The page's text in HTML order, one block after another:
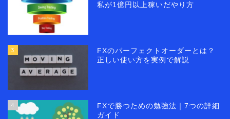
私が1億円以上稼いだやり方
3
FXのパーフェクトオーダーとは？
正しい使い方を実例で解説
4
FXで勝つための勉強法｜7つの詳細
ガイド